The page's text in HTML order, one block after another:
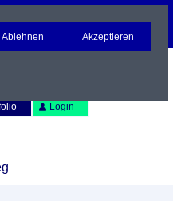
Login
Ablehnen Akzeptieren